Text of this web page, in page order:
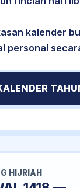
kalender
personal
HIJRIAH